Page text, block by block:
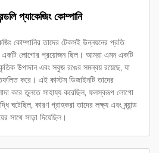
প্যাকেজিং কোম্পানি
কোম্পানির তাদের টেকসই উন্নয়নের প্রতি
একটি লোগোর প্রয়োজন ছিল। আমরা এমন একটি
উপাদান এবং সবুজ রঙের সমন্বয় রয়েছে, যা
করে। এই কাস্টম ডিজাইনটি তাদের
করে তুলতে সাহায্য করেছিল, ফলস্বরূপ লোগো
ঘটেছিল, কারণ গ্রাহকরা তাদের লক্ষ্য এবং ব্র্যান্ড
সাথে সাড়া দিয়েছিল।